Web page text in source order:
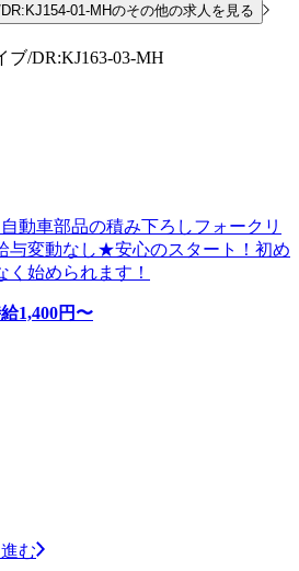
01-MHのその他の求人を見る
/DR:KJ163-03-MH
動車部品の積み下ろしフォークリ
与変動なし★安心のスタート！初め
始められます！
1,400円〜
む